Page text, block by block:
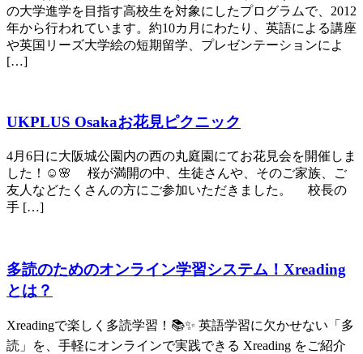
の大学進学を目指す高校生を対象にしたプログラムで、2012
年から行われています。約10カ月にわたり、英語による講座
や英国リーズ大学絵の短期留学、プレゼンテーションによ
[…]
UKPLUS Osakaお花見ピクニック
4月6日に大阪城公園内の西の丸庭園にてお花見会を開催しま
した！☺️🌸 桜が満開の中、生徒さんや、そのご家族、ご
友人などたくさんの方にご参加いただきました。 校長の
手 […]
多読のためのオンライン学習システム！Xreading
とは？
Xreadingで楽しく多読学習！📚✨ 英語学習に欠かせない「多
読」を、手軽にオンラインで実践できる Xreading をご紹介